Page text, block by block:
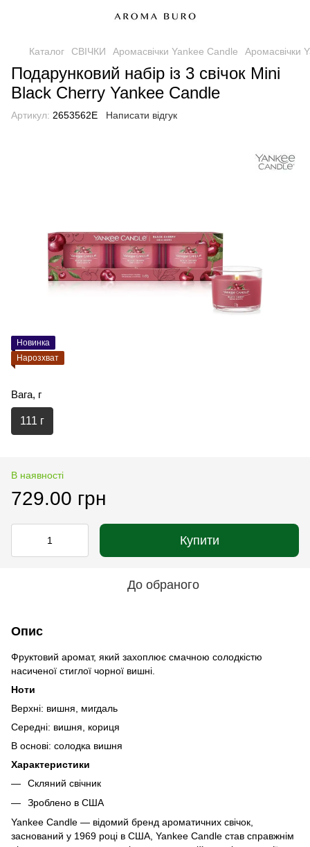
Каталог СВІЧКИ Аромасвічки Yankee Candle Аромасвічки
Подарунковий набір із 3 свічок Mini
Black Cherry Yankee Candle
Артикул: 2653562E Написати відгук
Новинка
Нарозхват
Вага, г
111 г
В наявності
729.00 грн
Купити
До обраного
Опис
Фруктовий аромат, який захоплює смачною солодкістю
насиченої стиглої чорної вишні.
Ноти
Верхні: вишня, мигдаль
Середні: вишня, кориця
В основі: солодка вишня
Характеристики
Скляний свічник
Зроблено в США
Yankee Candle — відомий бренд ароматичних свічок,
заснований у 1969 році в США, Yankee Candle став справжнім